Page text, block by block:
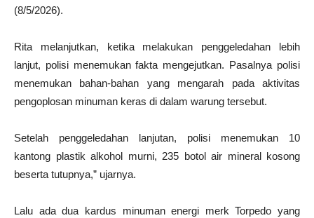
(8/5/2026).
Rita melanjutkan, ketika melakukan penggeledahan lebih
lanjut, polisi menemukan fakta mengejutkan. Pasalnya polisi
menemukan bahan-bahan yang mengarah pada aktivitas
pengoplosan minuman keras di dalam warung tersebut.
Setelah penggeledahan lanjutan, polisi menemukan 10
kantong plastik alkohol murni, 235 botol air mineral kosong
beserta tutupnya,” ujarnya.
Lalu ada dua kardus minuman energi merk Torpedo yang